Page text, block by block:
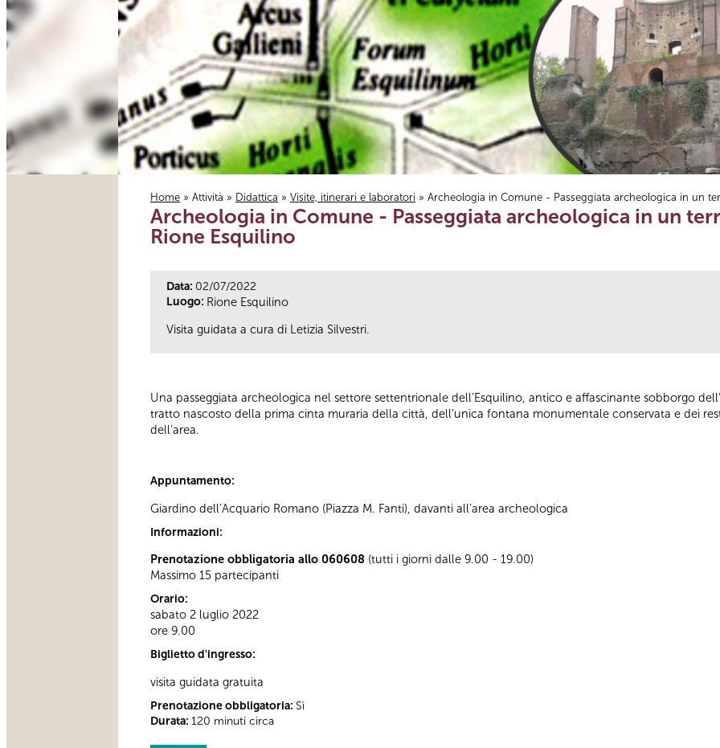
Tu sei qui
Home » Attività » Didattica » Visite, itinerari e laboratori » Archeologia in Comune - Passeggiata archeologica in un
Archeologia in Comune - Passeggiata archeologica in un
Rione Esquilino
Data: 02/07/2022
Luogo: Rione Esquilino
Visita guidata a cura di Letizia Silvestri.
Una passeggiata archeologica nel settore settentrionale dell’Esquilino, antico e affascinante sobborgo
tratto nascosto della prima cinta muraria della città, dell’unica fontana monumentale conservata e dei
dell’area.
Appuntamento:
Giardino dell’Acquario Romano (Piazza M. Fanti), davanti all’area archeologica
Informazioni:
Prenotazione obbligatoria allo 060608 (tutti i giorni dalle 9.00 - 19.00)
Massimo 15 partecipanti
Orario:
sabato 2 luglio 2022
ore 9.00
Biglietto d'ingresso:
visita guidata gratuita
Prenotazione obbligatoria: Sì
Durata: 120 minuti circa